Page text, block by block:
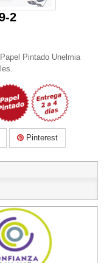
2
Pintado Unelmia
Pinterest